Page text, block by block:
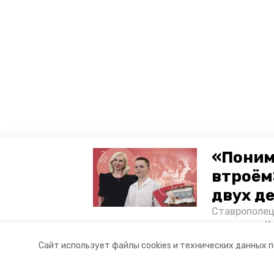
Сайт использует файлы cookies и технических данных
двух
тонущих в
Новости